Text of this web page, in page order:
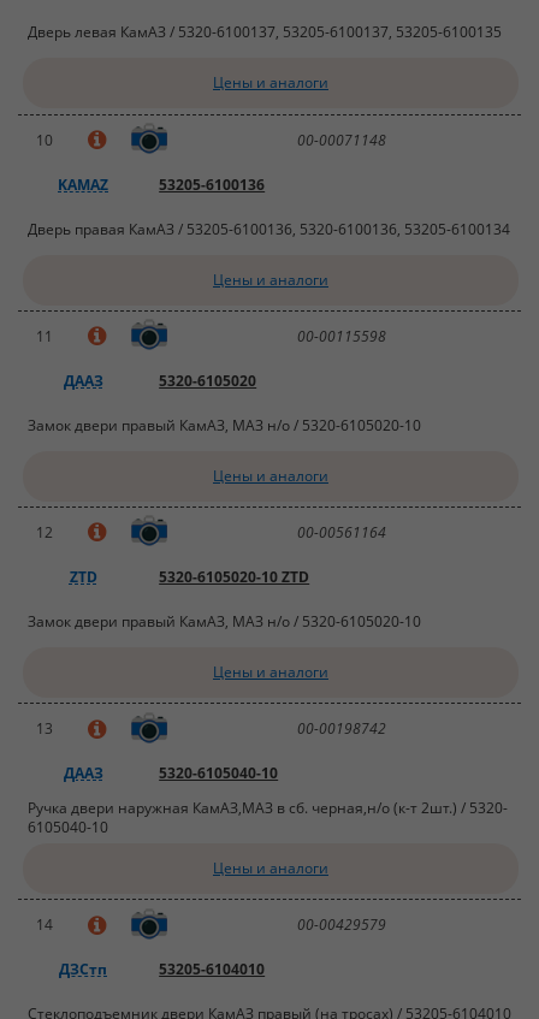
Дверь левая КамАЗ / 5320-6100137, 53205-6100137, 53205-6100135
Цены и аналоги
10 00-00071148
KAMAZ 53205-6100136
Дверь правая КамАЗ / 53205-6100136, 5320-6100136, 53205-6100134
Цены и аналоги
11 00-00115598
ДААЗ 5320-6105020
Замок двери правый КамАЗ, МАЗ н/о / 5320-6105020-10
Цены и аналоги
12 00-00561164
ZTD 5320-6105020-10 ZTD
Замок двери правый КамАЗ, МАЗ н/о / 5320-6105020-10
Цены и аналоги
13 00-00198742
ДААЗ
5320-6105040-10
Ручка двери наружная КамАЗ,МАЗ в сб. черная,н/о (к-т 2шт.) / 5320-
6105040-10
Цены и аналоги
14 00-00429579
ДЗСтп 53205-6104010
Стеклоподъемник двери КамАЗ правый (на тросах) / 53205-6104010